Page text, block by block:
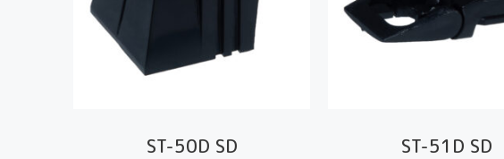
ST-50D SD
ST-51D SD